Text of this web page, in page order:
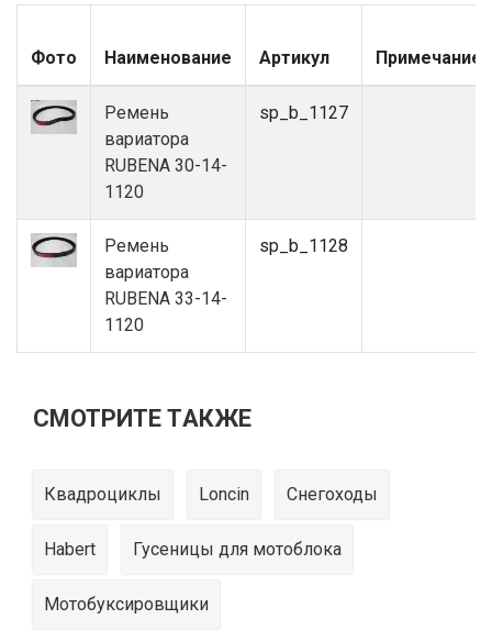
Фото Наименование Артикул Примечание
Ремень
вариатора
RUBENA 30-14-
1120
sp_b_1127
Ремень
вариатора
RUBENA 33-14-
1120
sp_b_1128
СМОТРИТЕ ТАКЖЕ
Квадроциклы Loncin Снегоходы
Habert Гусеницы для мотоблока
Мотобуксировщики